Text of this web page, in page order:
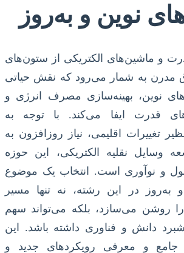
نوین و به‌روز
و ماشین‌های الکتریکی از ستون‌های
مدرن به شمار می‌رود که نقش حیاتی
نوین، بهینه‌سازی مصرف انرژی و
قدرت ایفا می‌کند. با توجه به
تغییرات اقلیمی، نیاز روزافزون به
وسایل نقلیه الکتریکی، این حوزه
و نوآوری است. انتخاب یک موضوع
و به‌روز در این رشته، نه تنها مسیر
روشن می‌سازد، بلکه می‌تواند سهم
دانش و فناوری داشته باشد. این
جامع و معرفی رویکردهای جدید و